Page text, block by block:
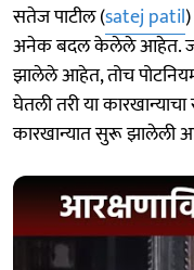
सतेज पाटील (satej patil
अनेक बदल केलेले आहेत.
झालेले आहेत, तोच
घेतली तरी या
कारखान्यात सुरू झालेली